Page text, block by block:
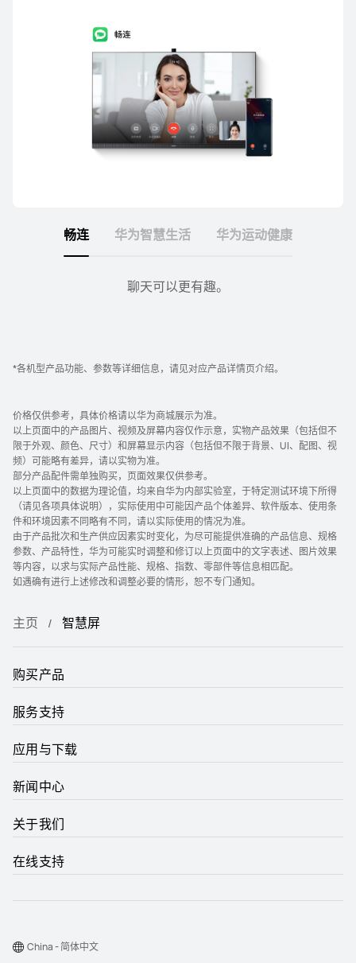
聊天可以更有趣。
智能家居大管家。
为全家的健康加分。
畅连 华为智慧生活 华为运动健康
*各机型产品功能、参数等详细信息，请见对应产品详情页介绍。
价格仅供参考，具体价格请以华为商城展示为准。
以上页面中的产品图片、视频及屏幕内容仅作示意，实物产品效果（包括但不
限于外观、颜色、尺寸）和屏幕显示内容（包括但不限于背景、UI、配图、视
频）可能略有差异，请以实物为准。
部分产品配件需单独购买，页面效果仅供参考。
以上页面中的数据为理论值，均来自华为内部实验室，于特定测试环境下所得
（请见各项具体说明），实际使用中可能因产品个体差异、软件版本、使用条
件和环境因素不同略有不同，请以实际使用的情况为准。
由于产品批次和生产供应因素实时变化，为尽可能提供准确的产品信息、规格
参数、产品特性，华为可能实时调整和修订以上页面中的文字表述、图片效果
等内容，以求与实际产品性能、规格、指数、零部件等信息相匹配。
如遇确有进行上述修改和调整必要的情形，恕不专门通知。
主页 智慧屏
购买产品
服务支持
应用与下载
新闻中心
关于我们
在线支持
China - 简体中文